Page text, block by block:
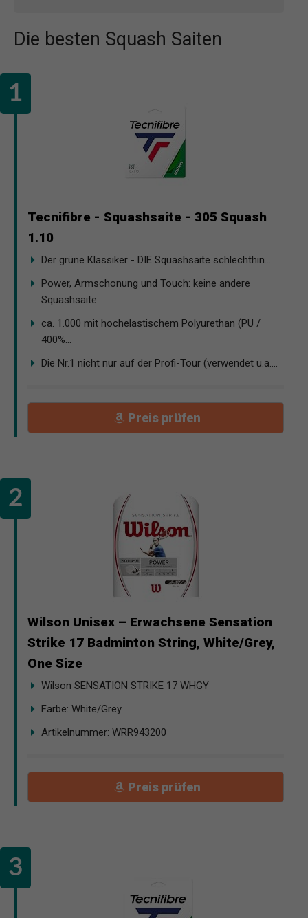
Die besten Squash Saiten
Tecnifibre - Squashsaite - 305 Squash
1.10
Der grüne Klassiker - DIE Squashsaite schlechthin....
Power, Armschonung und Touch: keine andere
Squashsaite...
ca. 1.000 mit hochelastischem Polyurethan (PU /
400%...
Die Nr.1 nicht nur auf der Profi-Tour (verwendet u.a....
Preis prüfen
Wilson Unisex – Erwachsene Sensation
Strike 17 Badminton String, White/Grey,
One Size
Wilson SENSATION STRIKE 17 WHGY
Farbe: White/Grey
Artikelnummer: WRR943200
Preis prüfen